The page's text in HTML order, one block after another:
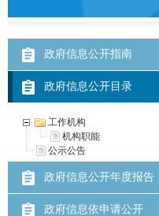
政府信息公开指南
政府信息公开目录
工作机构
机构职能
公示公告
政府信息公开年度报告
政府信息依申请公开